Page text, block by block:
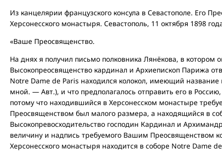
Из канцелярии французского консула в Севастополе. Его
Херсонесского монастыря. Севастополь, 11 октября 1898
«Ваше Преосвященство.
На днях я получил письмо полковника Лянёкова, в котором
Высокопреосвященство кардинал и Архиепископ Парижа
Notre Dame de Paris находился колокол, имеющий название
мной. — Авт.), и что предполагалось отправить его в
потому что находившийся в Херсонесском монастыре
Преосвященством был малого размера, а находящийся в
Высокопревосходительство господин Кардинал и
величину и надпись требуемого Вашим Преосвященством
Херсонесского монастыря находится в соборе Notre Dame